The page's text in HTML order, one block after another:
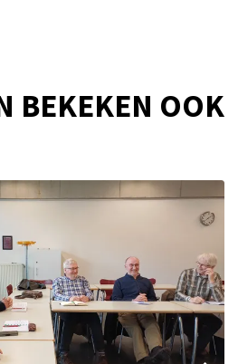
BEKEKEN OOK